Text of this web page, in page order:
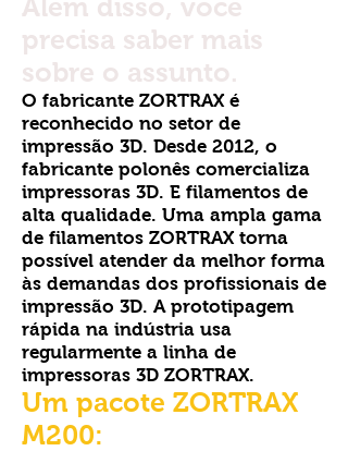
Além disso, você
precisa saber mais
sobre o assunto.
O fabricante ZORTRAX é
reconhecido no setor de
impressão 3D. Desde 2012, o
fabricante polonês comercializa
impressoras 3D. E filamentos de
alta qualidade. Uma ampla gama
de filamentos ZORTRAX torna
possível atender da melhor forma
às demandas dos profissionais de
impressão 3D. A prototipagem
rápida na indústria usa
regularmente a linha de
impressoras 3D ZORTRAX.
Um pacote ZORTRAX
M200: